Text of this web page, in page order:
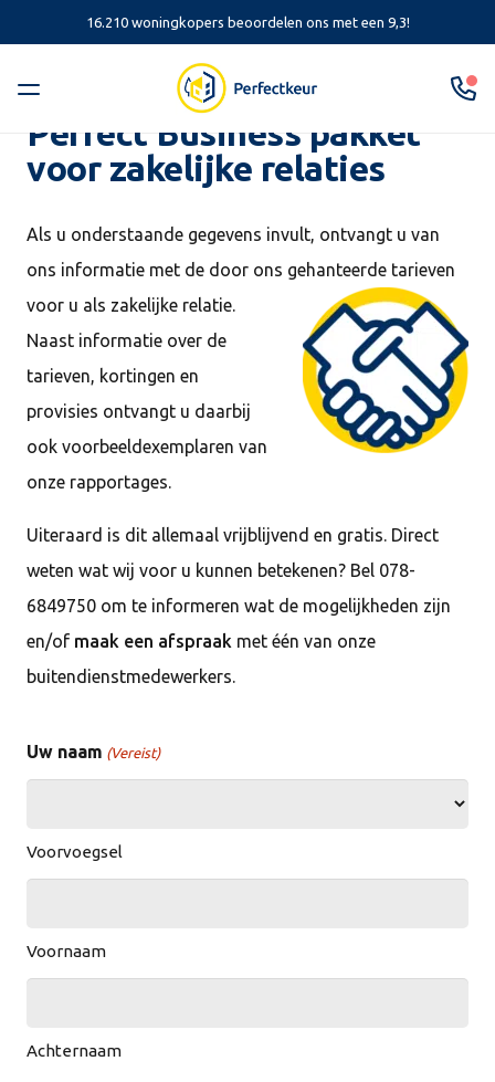
16.210 woningkopers beoordelen ons met een 9,3!
Perfect Business pakket
voor zakelijke relaties
Als u onderstaande gegevens invult, ontvangt u van
ons informatie met de door ons gehanteerde tarieven
voor u als zakelijke relatie.
Naast informatie over de
tarieven, kortingen en
provisies ontvangt u daarbij
ook voorbeeldexemplaren van
onze rapportages.
Uiteraard is dit allemaal vrijblijvend en gratis. Direct
weten wat wij voor u kunnen betekenen? Bel 078-
6849750 om te informeren wat de mogelijkheden zijn
en/of maak een afspraak met één van onze
buitendienstmedewerkers.
Uw naam (Vereist)
Voorvoegsel
Voornaam
Achternaam